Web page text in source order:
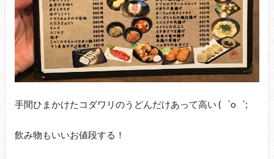
手間ひまかけたコダワリのうどんだけあって高い (゜o゜;
飲み物もいいお値段する！